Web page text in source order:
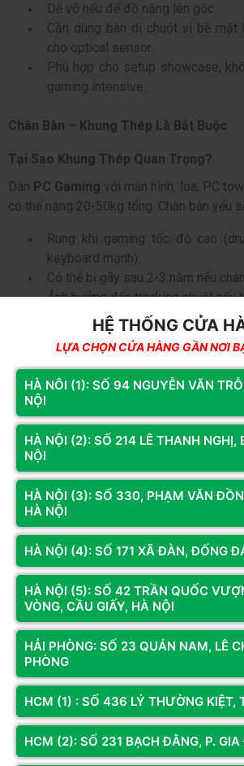
Dễ vỡ nếu để đồ nặng lên góc.
Cần dùng bàn di chuột vì bề mặt
cho optical sensor.
Phù hợp cho setup showcase,
gaming intensive.
Chân Bàn – Khung Thép Là Bắt Buộc
Tại Sao Khung Thép Quan Trọng?
Dàn PC Gaming với màn hình, loa, PC
có thể nặng 20-50kg tổng. Chân bàn yếu
Rung khi gaming tốc độ cao
keyboard mạnh).
Có thể bị gãy sau 2-3 năm nếu
Ảnh hưởng đến tracking chuột nếu
Yêu cầu tối thiểu: Chân thép 50×50mm
nhất 1.5mm. Với bàn đủ lớn (160cm+),
gia cố ở giữa.
Bàn L-Shape vs Bàn Straight
Bàn chữ L (L-shape) :
Tối ưu không gian cho setup đôi
thiết bị.
Đặt PC tower và subwoofer ở cánh
Phù hợp với góc tường.
Giá thường cao hơn bàn straight
Bàn straight thông thường:
Phù hợp với đa số không gian
Dễ di chuyển và tái cấu hình.
Lựa chọn phổ biến nhất.
HỆ THỐNG CỬA
LỰA CHỌN CỬA HÀNG GẦN NƠI
HÀ NÔI (1): SỐ 94 NGUYỄN VĂN
NỘI
HÀ NỘI (2): SỐ 214 LÊ THANH NGHỊ,
NỘI
HÀ NỘI (3): SỐ 330, PHẠM VĂN
HÀ NỘI
HÀ NỘI (4): SỐ 171 XÃ ĐÀN, ĐỐNG
HÀ NỘI (5): SỐ 42 TRẦN QUỐC
VÒNG, CẦU GIẤY, HÀ NỘI
HẢI PHÒNG: SỐ 23 QUÁN NAM, LÊ
PHÒNG
HCM (1) : SỐ 436 LÝ THƯỜNG KIỆT,
HCM (2): SỐ 231 BẠCH ĐẰNG, P.